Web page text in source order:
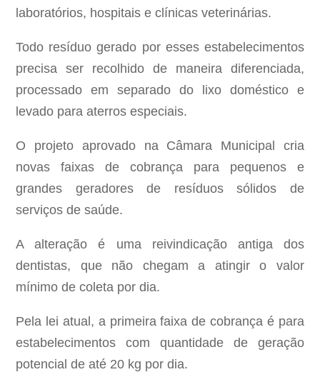
laboratórios, hospitais e clínicas veterinárias.
Todo resíduo gerado por esses estabelecimentos
precisa ser recolhido de maneira diferenciada,
processado em separado do lixo doméstico e
levado para aterros especiais.
O projeto aprovado na Câmara Municipal cria
novas faixas de cobrança para pequenos e
grandes geradores de resíduos sólidos de
serviços de saúde.
A alteração é uma reivindicação antiga dos
dentistas, que não chegam a atingir o valor
mínimo de coleta por dia.
Pela lei atual, a primeira faixa de cobrança é para
estabelecimentos com quantidade de geração
potencial de até 20 kg por dia.